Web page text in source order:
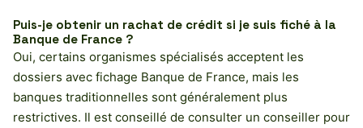
Puis-je obtenir un rachat de crédit si je suis fiché à la
Banque de France ?
Oui, certains organismes spécialisés acceptent les
dossiers avec fichage Banque de France, mais les
banques traditionnelles sont généralement plus
restrictives. Il est conseillé de consulter un conseiller pour